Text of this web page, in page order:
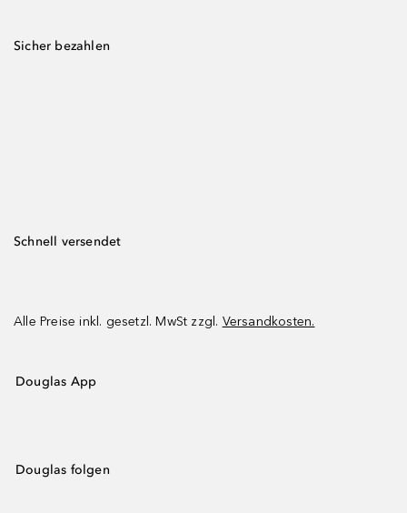
Sicher bezahlen
Schnell versendet
Alle Preise inkl. gesetzl. MwSt zzgl. Versandkosten.
Douglas App
Douglas folgen